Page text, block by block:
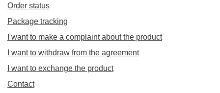
Order status
Package tracking
I want to make a complaint about the product
I want to withdraw from the agreement
I want to exchange the product
Contact